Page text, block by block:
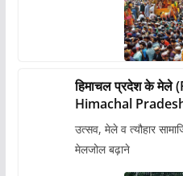
हिमाचल प्रदेश के मेले
Himachal
उत्सव, मेले व त्यौहार
मेलजोल बढ़ाने